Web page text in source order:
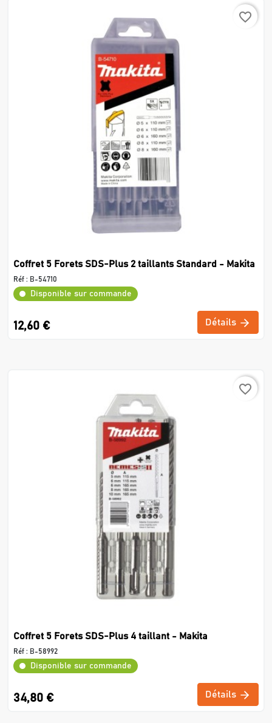
favorite_border
Coffret 5 Forets SDS-Plus 2 taillants Standard - Makita
Réf : B-54710
Disponible sur commande
12,60 € Détails
favorite_border
Coffret 5 Forets SDS-Plus 4 taillant - Makita
Réf : B-58992
Disponible sur commande
34,80 € Détails